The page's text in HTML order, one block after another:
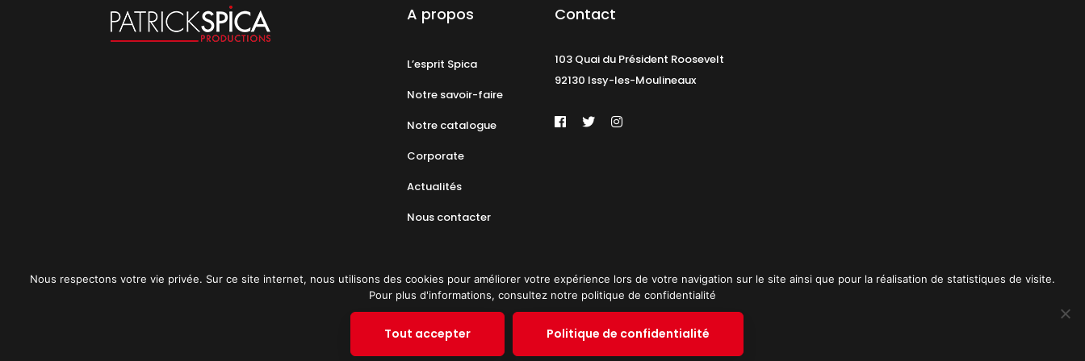
A propos
L’esprit Spica
Notre savoir-faire
Notre catalogue
Corporate
Actualités
Nous contacter
Contact
103 Quai du Président Roosevelt
92130 Issy-les-Moulineaux
Politique de confidentialité Plan du site © 2019 PATRICK SPICA PRODUCTIONS. Tous droits réservés.
Nous respectons votre vie privée. Sur ce site internet, nous utilisons des cookies pour améliorer votre expérience lors de votre navigation sur le site ainsi que pour la réalisation de statistiques de visite.
Pour plus d'informations, consultez notre politique de confidentialité
Tout accepter Politique de confidentialité